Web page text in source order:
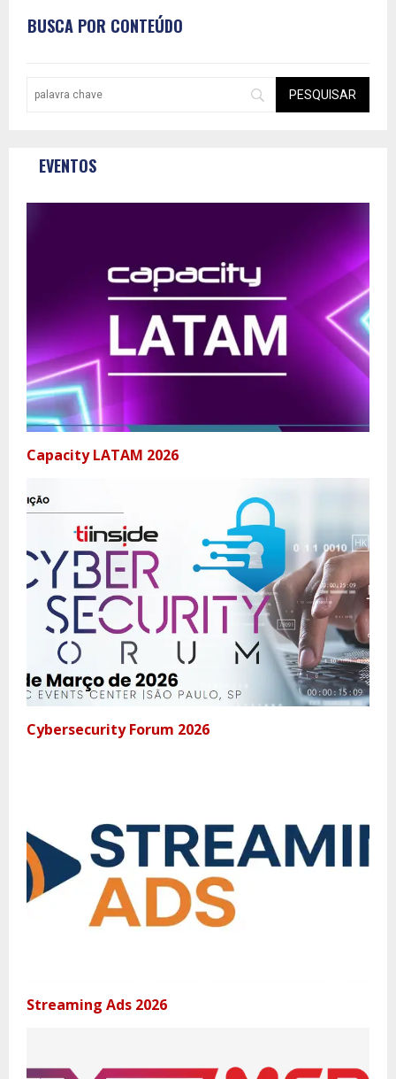
BUSCA POR CONTEÚDO
EVENTOS
Capacity LATAM 2026
Cybersecurity Forum 2026
Streaming Ads 2026